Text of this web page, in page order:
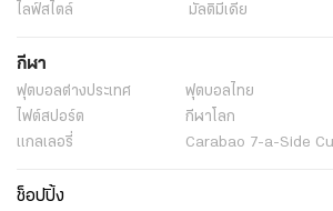
ไลฟ์สไตล์
มัลติมีเดีย
กีฬา
ฟุตบอลต่่างประเทศ ฟุตบอลไทย
ไฟต์สปอร์ต
กีฬาโลก
แกลเลอรี่
Carabao 7-a-Side
ช็อปปิ้ง